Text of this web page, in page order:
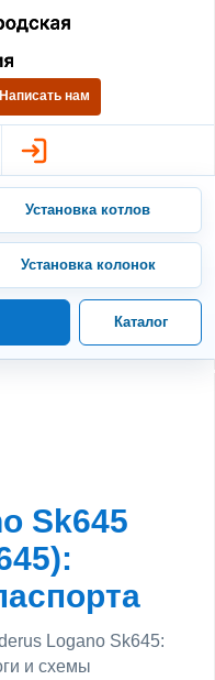
Газовая
Написать нам
Установка котлов
Установка колонок
Каталог
Sk645
Logano Sk645:
и схемы